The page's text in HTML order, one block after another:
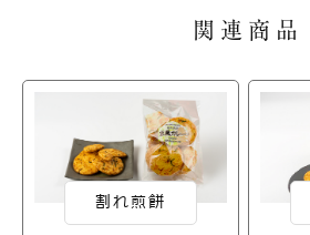
関連商品
割れ煎餅